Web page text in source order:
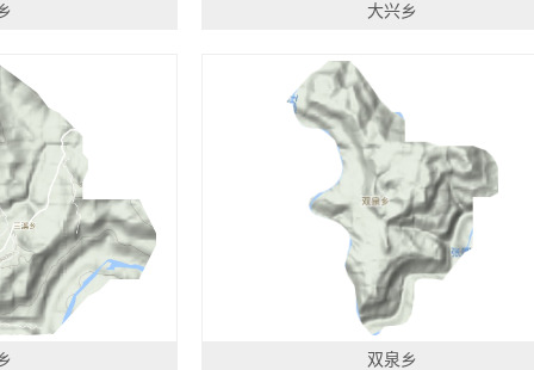
大兴乡
双泉乡